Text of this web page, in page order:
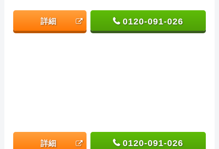
詳細 0120-091-026
詳細 0120-091-026